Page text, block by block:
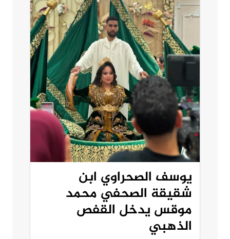
يوسف الصحراوي ابن
شقيقة الصحفي محمد
موقس يدخل القفص
الذهبي